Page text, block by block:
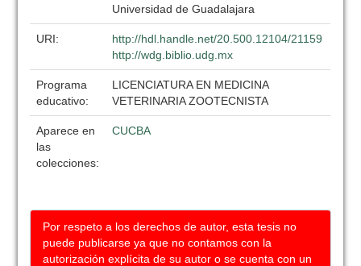
Universidad de Guadalajara
URI:
http://hdl.handle.net/20.500.12104/21159
http://wdg.biblio.udg.mx
Programa
educativo:
LICENCIATURA EN MEDICINA
VETERINARIA ZOOTECNISTA
Aparece en
las
colecciones:
CUCBA
Por respeto a los derechos de autor, esta tesis no
puede publicarse ya que no contamos con la
autorización explícita de su autor o se cuenta con un